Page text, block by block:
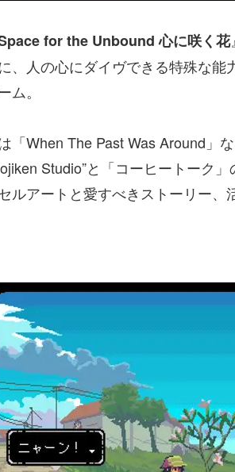
for the Unbound 心に咲く花
、人の心にダイヴできる特殊な
ム。
「When The Past Was Around」
Studio”と「コーヒートーク
ルアートと愛すべきストーリー